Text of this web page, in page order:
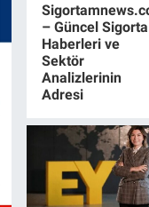
– Güncel Sigorta
Haberleri ve
Sektör
Analizlerinin
Adresi